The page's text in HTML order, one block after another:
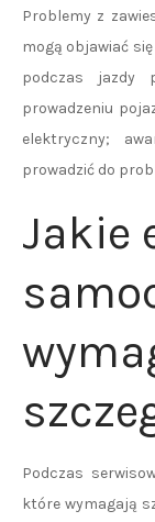
Problemy z
mogą objawiać
podczas jazdy
prowadzeniu
elektryczny;
prowadzić do
Jakie
Podczas
które wymagają